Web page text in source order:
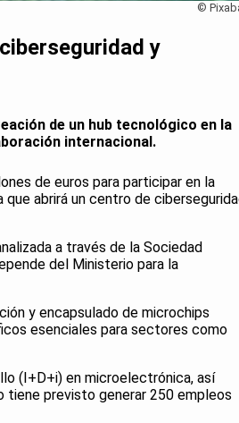
©
y
de un hub tecnológico en la
internacional.
de euros para participar en la
abrirá un centro de
a través de la Sociedad
del Ministerio para la
y encapsulado de microchips
esenciales para sectores como
(I+D+i) en microelectrónica, así
previsto generar 250 empleos